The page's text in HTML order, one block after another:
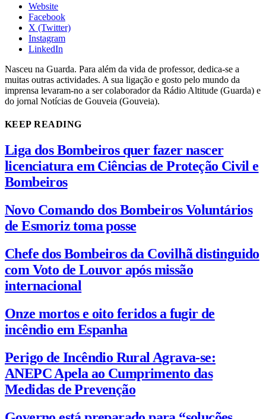
Website
Facebook
X (Twitter)
Instagram
LinkedIn
Nasceu na Guarda. Para além da vida de professor, dedica-se a
muitas outras actividades. A sua ligação e gosto pelo mundo da
imprensa levaram-no a ser colaborador da Rádio Altitude (Guarda) e
do jornal Notícias de Gouveia (Gouveia).
KEEP READING
Liga dos Bombeiros quer fazer nascer
licenciatura em Ciências de Proteção Civil e
Bombeiros
Novo Comando dos Bombeiros Voluntários
de Esmoriz toma posse
Chefe dos Bombeiros da Covilhã distinguido
com Voto de Louvor após missão
internacional
Onze mortos e oito feridos a fugir de
incêndio em Espanha
Perigo de Incêndio Rural Agrava-se:
ANEPC Apela ao Cumprimento das
Medidas de Prevenção